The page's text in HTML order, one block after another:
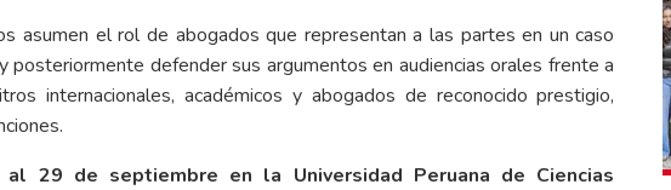
asumen el rol de abogados que representan a las partes en un caso
posteriormente defender sus argumentos en audiencias orales frente a
internacionales, académicos y abogados de reconocido prestigio,
29 de septiembre en la Universidad Peruana de Ciencias